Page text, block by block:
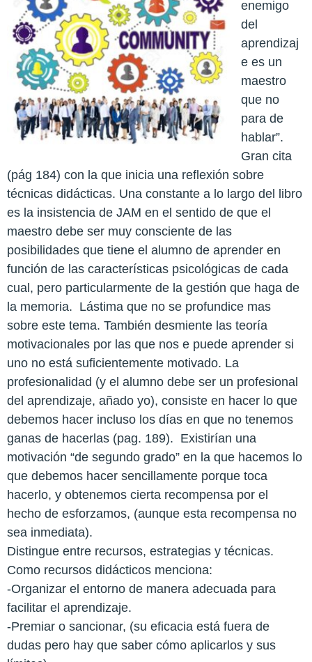
enemigo
del
aprendizaj
e es un
maestro
que no
para de
hablar”.
Gran cita
(pág 184) con la que inicia una reflexión sobre
técnicas didácticas. Una constante a lo largo del libro
es la insistencia de JAM en el sentido de que el
maestro debe ser muy consciente de las
posibilidades que tiene el alumno de aprender en
función de las características psicológicas de cada
cual, pero particularmente de la gestión que haga de
la memoria. Lástima que no se profundice mas
sobre este tema. También desmiente las teoría
motivacionales por las que nos e puede aprender si
uno no está suficientemente motivado. La
profesionalidad (y el alumno debe ser un profesional
del aprendizaje, añado yo), consiste en hacer lo que
debemos hacer incluso los días en que no tenemos
ganas de hacerlas (pag. 189). Existirían una
motivación “de segundo grado” en la que hacemos lo
que debemos hacer sencillamente porque toca
hacerlo, y obtenemos cierta recompensa por el
hecho de esforzamos, (aunque esta recompensa no
sea inmediata).
Distingue entre recursos, estrategias y técnicas.
Como recursos didácticos menciona:
-Organizar el entorno de manera adecuada para
facilitar el aprendizaje.
-Premiar o sancionar, (su eficacia está fuera de
dudas pero hay que saber cómo aplicarlos y sus